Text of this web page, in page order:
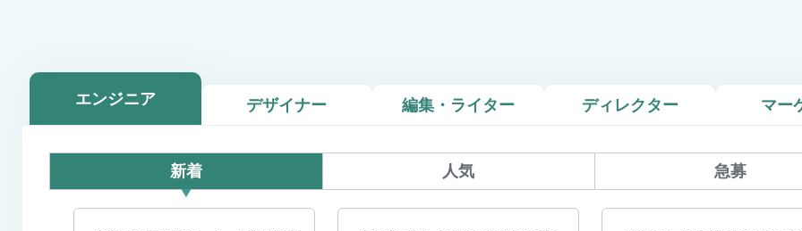
エンジニア デザイナー 編集・ライター ディレクター マー
新着 人気 急募